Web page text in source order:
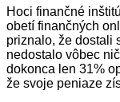
Hoci finančné
obetí finančných
priznalo, že dostali
nedostalo vôbec
dokonca len 31%
že svoje peniaze